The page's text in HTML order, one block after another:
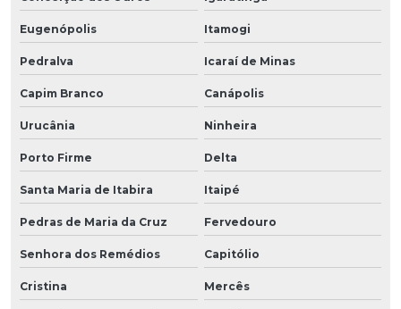
Eugenópolis Itamogi
Pedralva Icaraí de Minas
Capim Branco Canápolis
Urucânia Ninheira
Porto Firme Delta
Santa Maria de Itabira Itaipé
Pedras de Maria da Cruz Fervedouro
Senhora dos Remédios Capitólio
Cristina Mercês